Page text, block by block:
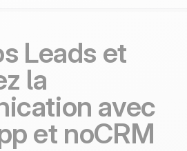
Leads et
la
avec
et noCRM